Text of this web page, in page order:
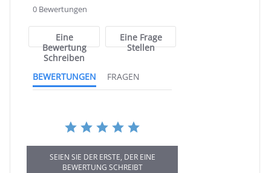
star
rating
0 Bewertungen
Eine
Bewertung
Schreiben
Eine Frage
Stellen
BEWERTUNGEN FRAGEN
SEIEN SIE DER ERSTE, DER EINE
BEWERTUNG SCHREIBT